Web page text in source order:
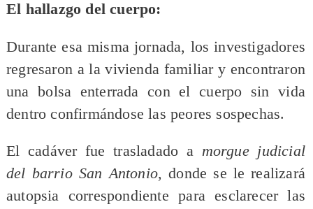
El hallazgo del cuerpo:
Durante esa misma jornada, los investigadores
regresaron a la vivienda familiar y encontraron
una bolsa enterrada con el cuerpo sin vida
dentro confirmándose las peores sospechas.
El cadáver fue trasladado a morgue judicial
del barrio San Antonio, donde se le realizará
autopsia correspondiente para esclarecer las